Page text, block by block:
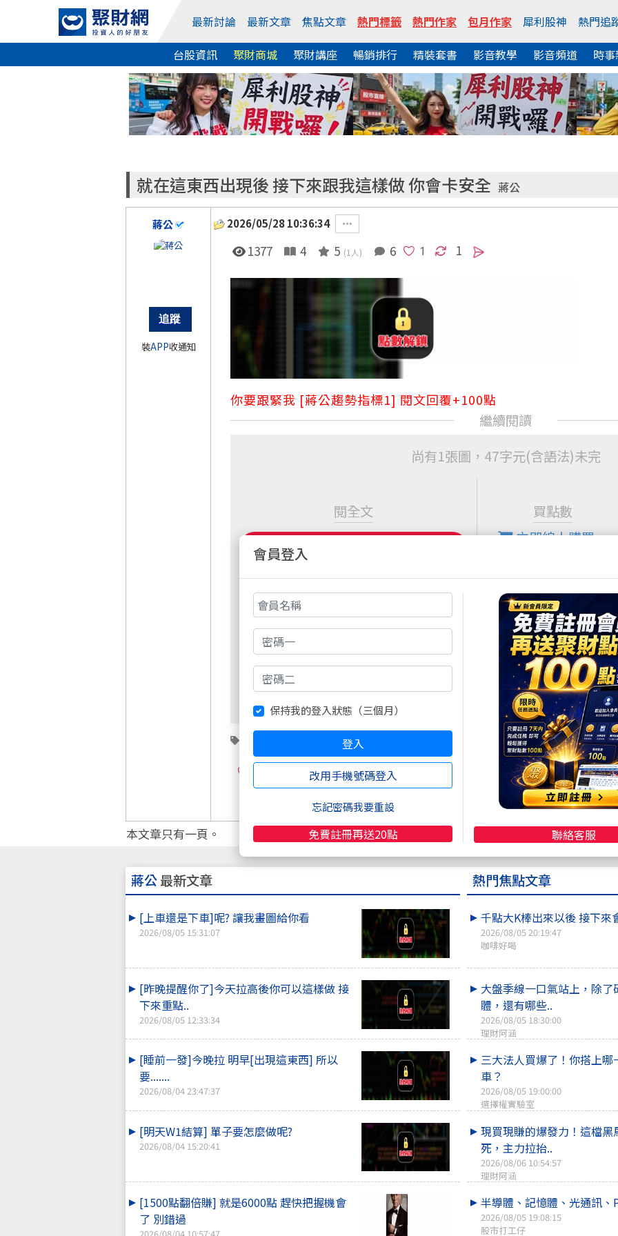
最新討論 最新文章 焦點文章 熱門標籤 熱門作家 包月作家 犀利股神
熱門追
台股資訊
聚財商城 聚財講座 暢銷排行 精裝套書 影音教學 影音頻道 時
就在這東西出現後 接下來跟我這樣做 你會卡安全 蔣公
蔣公
裝APP收通知
2026/05/28 10:36:34
1377 4 5 (1人) 6 1
你要跟緊我 [蔣公趨勢指標1] 閱文回覆+100點
尚有1張圖，47字元(含語法)未完
閱全文
買點數
立即線上購買
快速購點
( 刷卡、Line Pay、Apple
Pay、Google Pay )
本文章只有一頁。
蔣公最新文章
[上車還是下車]呢? 讓我畫圖給你看
2026/08/05 15:31:07
[昨晚提醒你了]今天拉高後你可以這樣做 接
下來重點..
2026/08/05 12:33:34
[睡前一發]今晚拉 明早[出現這東西] 所以
要.......
2026/08/04 23:47:37
[明天W1結算] 單子要怎麼做呢?
2026/08/04 15:20:41
[1500點翻倍賺] 就是6000點 趕快把握機會
了 別錯過
熱門焦點文章
千點大K棒出來以後 接下來
2026/08/05 20:19:47
咖啡好喝
大盤季線一口氣站上，除了
體，還有哪些..
2026/08/05 18:30:00
理財阿涵
三大法人買爆了！你搭上哪
車？
2026/08/05 19:00:00
選擇權實驗室
現買現賺的爆發力！這檔黑
死，主力拉抬..
2026/08/06 10:54:57
理財阿涵
半導體、記憶體、光通訊、
2026/08/05 19:08:15
股市打工仔
會員登入
保持我的登入狀態（三個月）
登入
改用手機號碼登入
忘記密碼我要重設
免費註冊再送20點 聯絡客服